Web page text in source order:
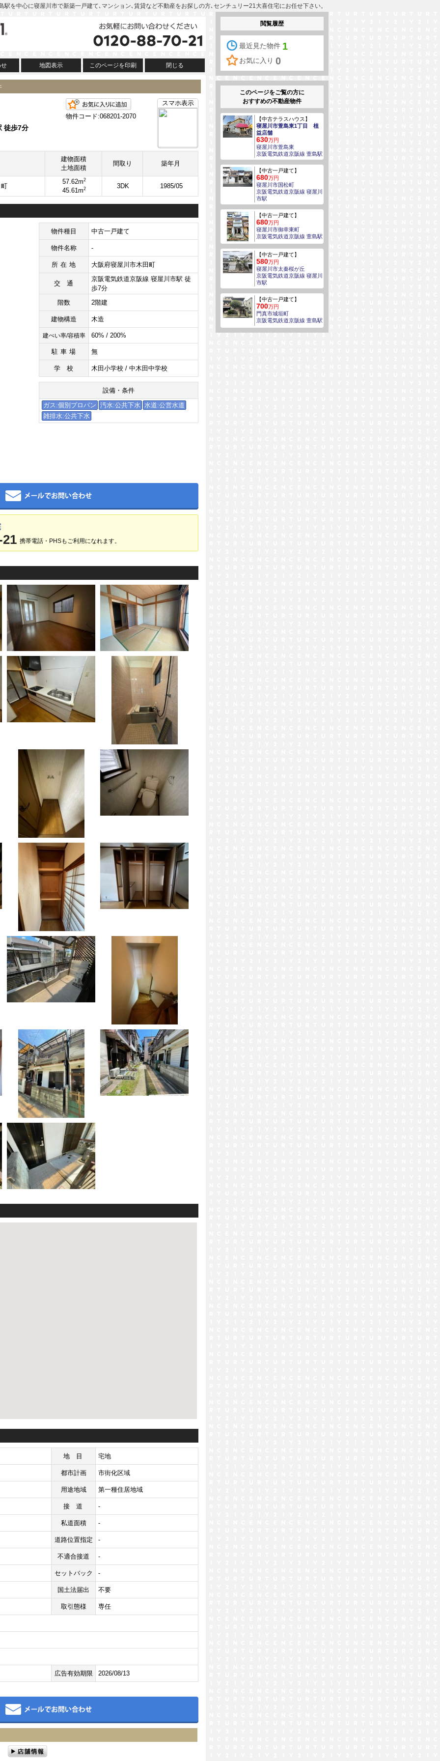
駅を中心に寝屋川市で新築一戸建て､マンション､賃貸など不動産をお探しの方､センチュリー21大喜住宅にお任せ下さい。
地図表示 このページを印刷 閉じる
徒歩7分
スマホ表示
お気に入りに追加
物件コード:068201-2070
建物面積
土地面積
間取り 築年月
57.62m2
45.61m2 3DK 1985/05
物件種目 中古一戸建て
物件名称 -
所在地 大阪府寝屋川市木田町
交通
京阪電気鉄道京阪線 寝屋川市駅 徒
歩7分
階数
2階建
建物構造 木造
建ぺい率/容積率 60% / 200%
駐車場 無
学校 木田小学校 / 中木田中学校
設備・条件
ガス:個別プロパン 汚水:公共下水 水道:公営水道
雑排水:公共下水
携帯電話・PHSもご利用になれます。
地目 宅地
都市計画 市街化区域
用途地域 第一種住居地域
接道 -
私道面積 -
道路位置指定 -
不適合接道 -
セットバック -
国土法届出 不要
取引態様 専任
広告有効期限 2026/08/13
閲覧履歴
最近見た物件 1
お気に入り 0
このページをご覧の方に
おすすめの不動産物件
【中古テラスハウス】
寝屋川市萱島東1丁目 植
益店舗
630万円
寝屋川市萱島東
京阪電気鉄道京阪線 萱島駅
【中古一戸建て】
680万円
寝屋川市国松町
京阪電気鉄道京阪線 寝屋川
市駅
【中古一戸建て】
680万円
寝屋川市御幸東町
京阪電気鉄道京阪線 萱島駅
【中古一戸建て】
580万円
寝屋川市太秦桜が丘
京阪電気鉄道京阪線 寝屋川
市駅
【中古一戸建て】
700万円
門真市城垣町
京阪電気鉄道京阪線 萱島駅